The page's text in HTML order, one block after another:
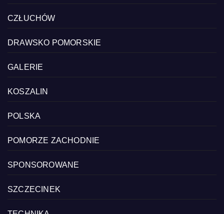
CZŁUCHÓW
DRAWSKO POMORSKIE
GALERIE
KOSZALIN
POLSKA
POMORZE ZACHODNIE
SPONSOROWANE
SZCZECINEK